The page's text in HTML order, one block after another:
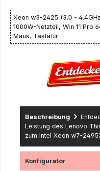
Xeon w3-2425 (3.0 -
1000W-Netzteil, Win 11 Pro
Maus, Tastatur
Beschreibung
Leistung des Lenovo
zum Intel Xeon w7-
Konfigurator